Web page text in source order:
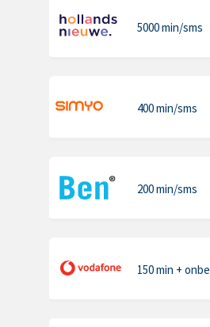
5000 min/sms
400 min/sms
200 min/sms
150 min +